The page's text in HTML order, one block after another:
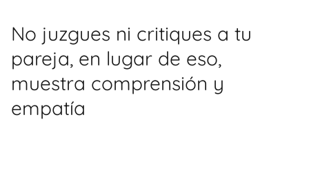
No juzgues ni critiques a tu
pareja, en lugar de eso,
muestra comprensión y
empatía